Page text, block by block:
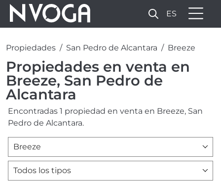
ES
Propiedades San Pedro de Alcantara Breeze
Propiedades en venta en
Breeze, San Pedro de
Alcantara
Encontradas 1 propiedad en venta en Breeze, San
Pedro de Alcantara.
Breeze
Todos los tipos